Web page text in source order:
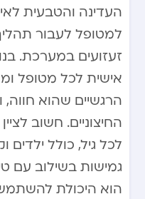
העדינה והטבעית
למטופל לעבור
זעזועים במערכת.
אישית לכל מטופל
הרגשיים שהוא
החיצוניים. חשוב
לכל גיל, כולל
גמישות בשילוב עם
הוא היכולת